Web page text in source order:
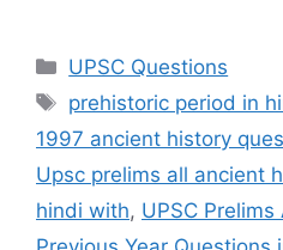
Categories
UPSC Questions
Tags
prehistoric period in
1997 ancient history
Upsc prelims all ancient
hindi with, UPSC